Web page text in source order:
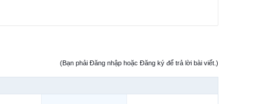
(Bạn phải Đăng nhập hoặc Đăng ký để trả lời bài viết.)